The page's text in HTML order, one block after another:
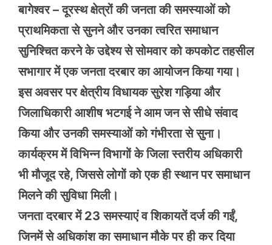
बागेश्वर – दूरस्थ क्षेत्रों की जनता की समस्याओं को
प्राथमिकता से सुनने और उनका त्वरित समाधान
सुनिश्चित करने के उद्देश्य से सोमवार को कपकोट तहसील
सभागार में एक जनता दरबार का आयोजन किया गया।
इस अवसर पर क्षेत्रीय विधायक सुरेश गड़िया और
जिलाधिकारी आशीष भटगई ने आम जन से सीधे संवाद
किया और उनकी समस्याओं को गंभीरता से सुना।
कार्यक्रम में विभिन्न विभागों के जिला स्तरीय अधिकारी
भी मौजूद रहे, जिससे लोगों को एक ही स्थान पर समाधान
मिलने की सुविधा मिली।
जनता दरबार में 23 समस्याएं व शिकायतें दर्ज की गईं,
जिनमें से अधिकांश का समाधान मौके पर ही कर दिया